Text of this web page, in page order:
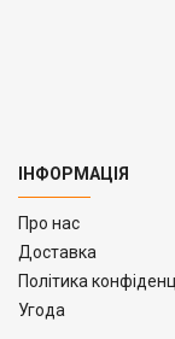
ІНФОРМАЦІЯ
Про нас
Доставка
Політика
Угода